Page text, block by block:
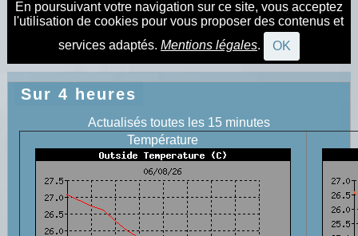
En poursuivant votre navigation sur ce site, vous acceptez
l'utilisation de cookies pour vous proposer des contenus et
services adaptés. Mentions légales. OK
Sur 4 heures
Actualisés toutes les 15 minutes
Température